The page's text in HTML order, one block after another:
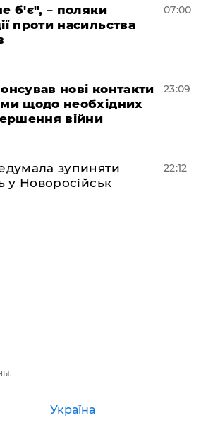
б'є", – поляки
проти насильства
07:00
нові контакти
щодо необхідних
війни
23:09
зупиняти
у Новоросійськ
22:12
Україна